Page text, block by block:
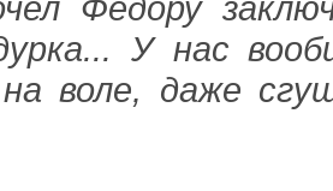
У нас
воле, даже